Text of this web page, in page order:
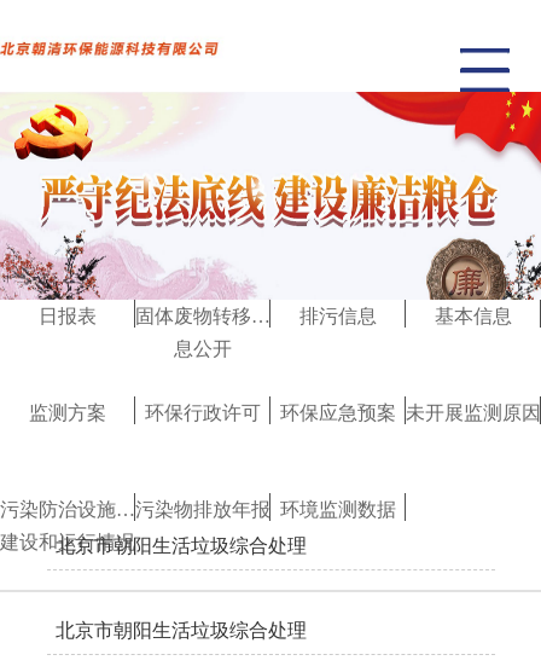
日报表
固体废物转移信
息公开
排污信息 基本信息
监测方案 环保行政许可 环保应急预案 未开展监测原因
污染防治设施的
建设和运行情况
污染物排放年报 环境监测数据
北京市朝阳生活垃圾综合处理
厂焚烧中心烟气指标日报2021
北京市朝阳生活垃圾综合处理